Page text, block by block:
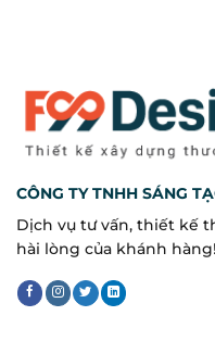
CÔNG TY TNHH SÁNG
Dịch vụ tư vấn, thiết kế
hài lòng của khánh hàng!